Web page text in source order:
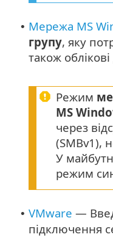
• Мережа MS
групу, яку
також
Режим
MS
через
(SMBv1),
У
режим
• VMware —
підключення